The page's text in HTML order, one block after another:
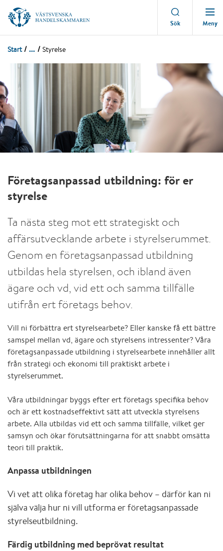
Sök Meny
Start ... Styrelse
Företagsanpassad utbildning: för er
styrelse
Ta nästa steg mot ett strategiskt och
affärsutvecklande arbete i styrelserummet.
Genom en företagsanpassad utbildning
utbildas hela styrelsen, och ibland även
ägare och vd, vid ett och samma tillfälle
utifrån ert företags behov.
Vill ni förbättra ert styrelsearbete? Eller kanske få ett bättre
samspel mellan vd, ägare och styrelsens intressenter? Våra
företagsanpassade utbildning i styrelsearbete innehåller allt
från strategi och ekonomi till praktiskt arbete i
styrelserummet.
Våra utbildningar byggs efter ert företags specifika behov
och är ett kostnadseffektivt sätt att utveckla styrelsens
arbete. Alla utbildas vid ett och samma tillfälle, vilket ger
samsyn och ökar förutsättningarna för att snabbt omsätta
teori till praktik.
Anpassa utbildningen
Vi vet att olika företag har olika behov – därför kan ni
själva välja hur ni vill utforma er företagsanpassade
styrelseutbildning.
Färdig utbildning med beprövat resultat